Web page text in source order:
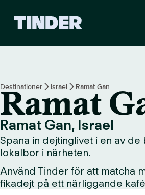
s
s
a
r
t
s
d
a
Destinationer Israel Ramat Gan
Ramat
Ramat Gan, Israel
Spana in dejtinglivet i en av
lokalbor i närheten.
Använd Tinder för att matcha
fikadejt på ett närliggande